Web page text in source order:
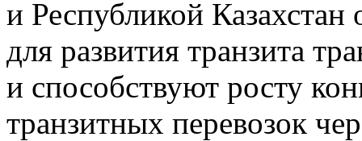
и Республикой
для развития транзита
и способствуют росту
транзитных перевозок